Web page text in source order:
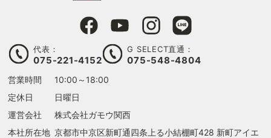
代表：
075-221-4152
G SELECT直通：
075-548-4804
営業時間
10:00～18:00
定休日
日曜日
運営会社
株式会社ガモウ関西
本社所在地 京都市中京区新町通四条上る小結棚町428 新町アイエ